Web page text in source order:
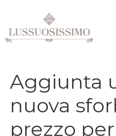
contenuto
Aggiunta
nuova
prezzo